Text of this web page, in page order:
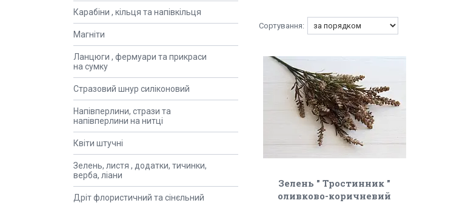
Зелень " Тростинник "
оливково-коричневий
Карабіни , кільця та напівкільця
Магніти
Ланцюги , фермуари та прикраси
на сумку
Стразовий шнур силіконовий
Напівперлини, стрази та
напівперлини на нитці
Квіти штучні
Зелень, листя , додатки, тичинки,
верба, ліани
Дріт флористичний та сінєльний